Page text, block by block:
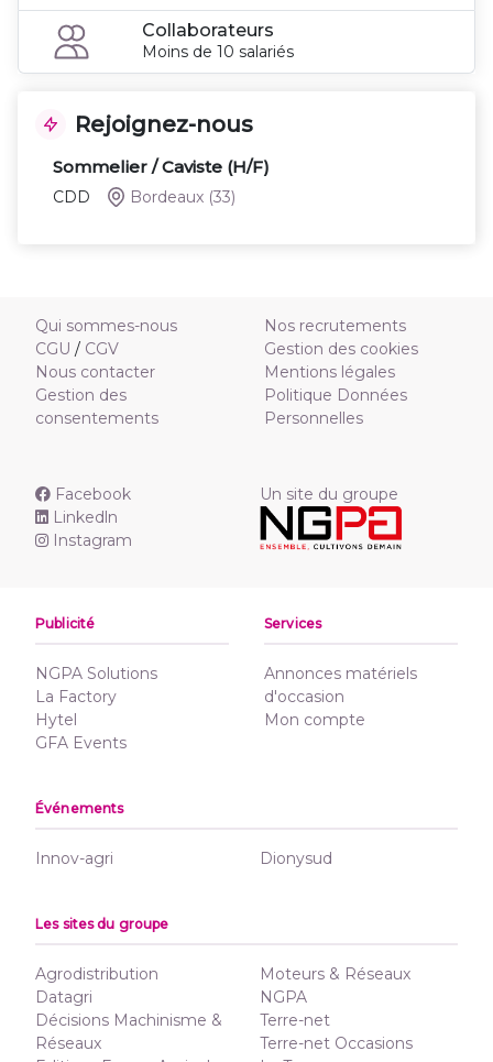
Collaborateurs
Moins de 10 salariés
Rejoignez-nous
Sommelier / Caviste (H/F)
CDD Bordeaux (33)
Qui sommes-nous
CGU / CGV
Nous contacter
Gestion des
consentements
Nos recrutements
Gestion des cookies
Mentions légales
Politique Données
Personnelles
Facebook
Linkedln
Instagram
Un site du groupe
Publicité
NGPA Solutions
La Factory
Hytel
GFA Events
Services
Annonces matériels
d'occasion
Mon compte
Événements
Innov-agri Dionysud
Les sites du groupe
Agrodistribution
Datagri
Décisions Machinisme &
Réseaux
Moteurs & Réseaux
NGPA
Terre-net
Terre-net Occasions